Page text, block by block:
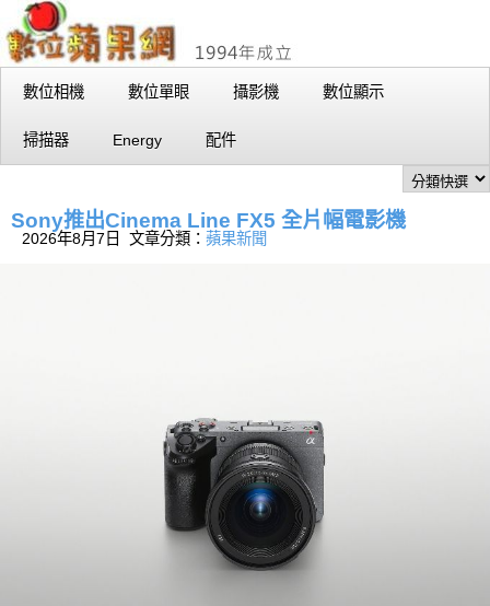
數位相機 數位單眼 攝影機 數位顯示
掃描器 Energy 配件
Sony推出Cinema Line FX5 全片幅電影機
2026年8月7日 文章分類： 蘋果新聞